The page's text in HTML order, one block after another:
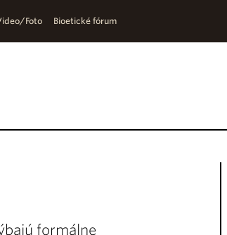
Foto Bioetické fórum
formálne